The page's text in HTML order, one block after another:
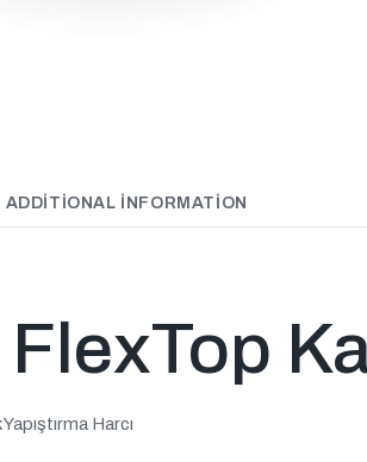
ADDITIONAL INFORMATION
Harcı